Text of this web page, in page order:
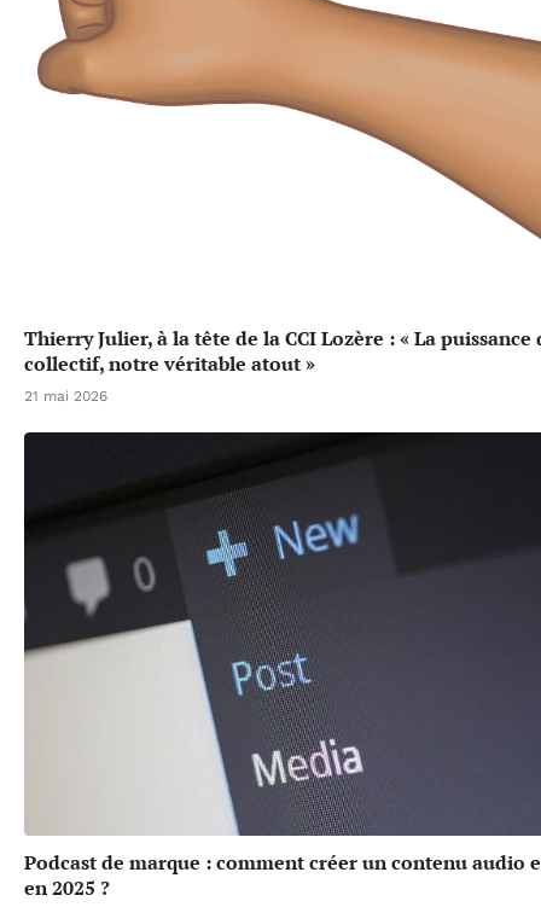
Thierry Julier, à la tête de la CCI Lozère : « La puissance
collectif, notre véritable atout »
21 mai 2026
Podcast de marque : comment créer un contenu audio
en 2025 ?